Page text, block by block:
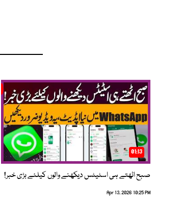
01:13
صبح اٹھتے ہی اسٹیٹس دیکھنے والوں کیلئے بڑی خبر!
Apr 13, 2026 10:25 PM